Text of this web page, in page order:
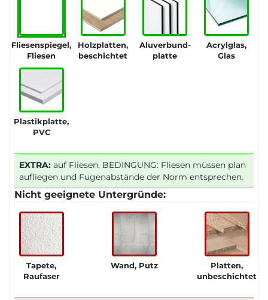
Fliesenspiegel,
Fliesen
Holzplatten,
beschichtet
Aluverbund-
platte
Acrylglas,
Glas
Plastikplatte,
PVC
EXTRA: auf Fliesen. BEDINGUNG: Fliesen müssen plan
aufliegen und Fugenabstände der Norm entsprechen.
Nicht geeignete Untergründe:
Tapete,
Raufaser
Wand, Putz
Platten,
unbeschichtet